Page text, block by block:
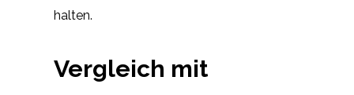
halten.
Vergleich mit